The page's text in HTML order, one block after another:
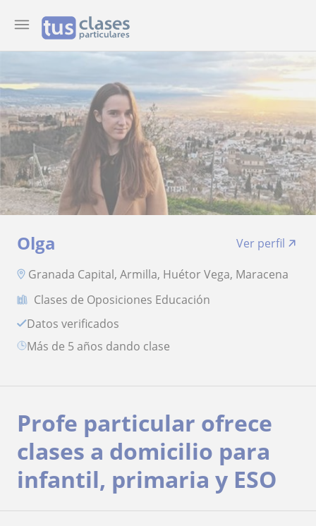
Olga
Ver perfil
Granada Capital, Armilla, Huétor Vega, Maracena
Clases de Oposiciones Educación
Datos verificados
más de 5 años dando clase
Profe particular ofrece
clases a domicilio para
infantil, primaria y ESO